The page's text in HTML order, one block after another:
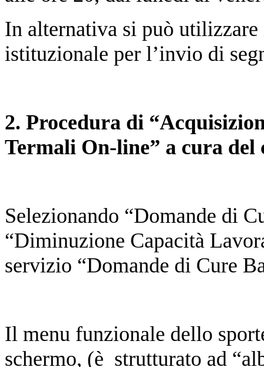
In alternativa si può
istituzionale per l’invio di
2. Procedura di
Termali On-line” a cura del
Selezionando “Domande di
“Diminuzione Capacità
servizio “Domande di Cure
Il menu funzionale dello
schermo, (è strutturato ad